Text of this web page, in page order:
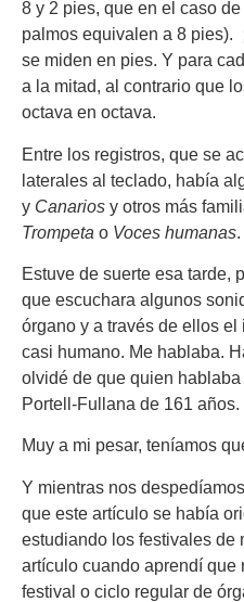
8 y 2 pies, que en el caso
palmos equivalen a 8 pies).
se miden en pies. Y para
a la mitad, al contrario que
octava en octava.
Entre los registros, que se
laterales al teclado, había
y Canarios y otros más
Trompeta o Voces humanas.
Estuve de suerte esa tarde,
que escuchara algunos
órgano y a través de ellos el
casi humano. Me hablaba.
olvidé de que quien
Portell-Fullana de 161 años.
Muy a mi pesar, teníamos
Y mientras nos
que este artículo se había
estudiando los festivales de
artículo cuando aprendí que
festival o ciclo regular de